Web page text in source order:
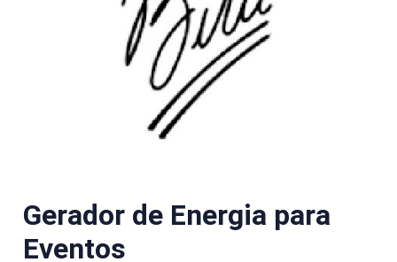
Gerador de Energia para
Eventos